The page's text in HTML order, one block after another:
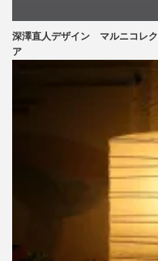
深澤直人デザイン マルニコレ
ア